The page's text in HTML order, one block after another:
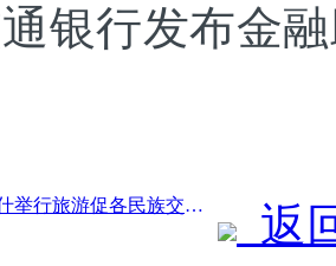
银行发布金
前一篇：新疆喀什举行旅游促各民族交流推广活动 返